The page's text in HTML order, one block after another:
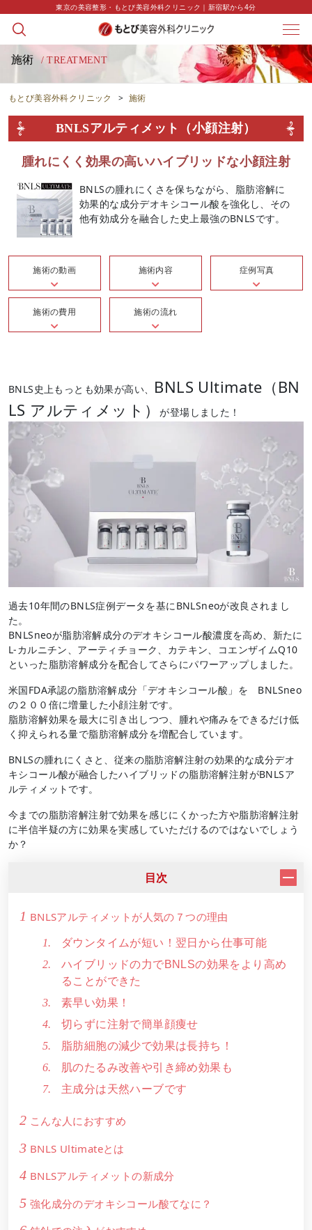
東京の美容整形・もとび美容外科クリニック｜新宿駅から4分
施術 / TREATMENT
もとび美容外科クリニック > 施術
BNLSアルティメット（小顔注射）
腫れにくく効果の高いハイブリッドな小顔注射
BNLSの腫れにくさを保ちながら、脂肪溶解に
効果的な成分デオキシコール酸を強化し、その
他有効成分を融合した史上最強のBNLSです。
施術の動画 施術内容 症例写真
施術の費用 施術の流れ
BNLS史上もっとも効果が高い、 BNLS Ultimate（BN
LS アルティメット）が登場しました！
過去10年間のBNLS症例データを基にBNLSneoが改良されまし
た。
BNLSneoが脂肪溶解成分のデオキシコール酸濃度を高め、新たに
L-カルニチン、アーティチョーク、カテキン、コエンザイムQ10
といった脂肪溶解成分を配合してさらにパワーアップしました。
米国FDA承認の脂肪溶解成分「デオキシコール酸」を BNLSneo
の２００倍に増量した小顔注射です。
脂肪溶解効果を最大に引き出しつつ、腫れや痛みをできるだけ低
く抑えられる量で脂肪溶解成分を増配合しています。
BNLSの腫れにくさと、従来の脂肪溶解注射の効果的な成分デオ
キシコール酸が融合したハイブリッドの脂肪溶解注射がBNLSア
ルティメットです。
今までの脂肪溶解注射で効果を感じにくかった方や脂肪溶解注射
に半信半疑の方に効果を実感していただけるのではないでしょう
か？
目次
1 BNLSアルティメットが人気の７つの理由
ダウンタイムが短い！翌日から仕事可能
ハイブリッドの力でBNLSの効果をより高め
ることができた
素早い効果！
切らずに注射で簡単顔痩せ
脂肪細胞の減少で効果は長持ち！
肌のたるみ改善や引き締め効果も
主成分は天然ハーブです
2 こんな人におすすめ
3 BNLS Ultimateとは
4 BNLSアルティメットの新成分
5 強化成分のデオキシコール酸てなに？